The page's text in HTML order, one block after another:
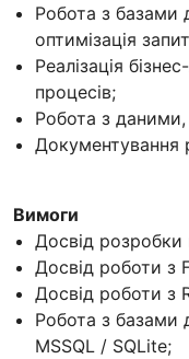
Робота з базами
оптимізація
Реалізація
процесів;
Робота з
Документування
Вимоги
Досвід розробки
Досвід роботи з
Досвід роботи з
Робота з базами
MSSQL / SQLite;